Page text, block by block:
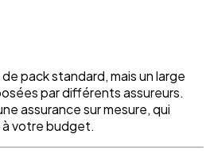
pack standard, mais un large
par différents assureurs.
assurance sur mesure, qui
votre budget.